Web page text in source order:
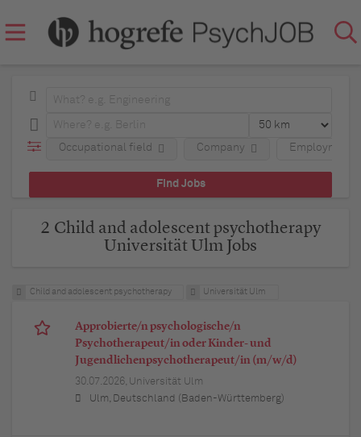
Occupational field Employment
Company
2 Child and adolescent psychotherapy
Universität Ulm Jobs
Child and adolescent psychotherapy Universität Ulm
Approbierte/n psychologische/n
Psychotherapeut/in oder Kinder- und
Jugendlichenpsychotherapeut/in (m/w/d)
30.07.2026, Universität Ulm
Ulm, Deutschland (Baden-Württemberg)